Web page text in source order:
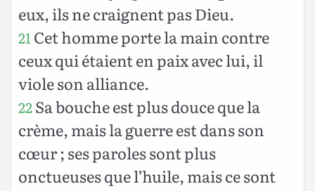
eux, ils ne craignent pas Dieu.
21 Cet homme porte la main contre
ceux qui étaient en paix avec lui, il
viole son alliance.
22Sa bouche est plus douce que la
crème, mais la guerre est dans son
cœur ; ses paroles sont plus
onctueuses que l’huile, mais ce sont